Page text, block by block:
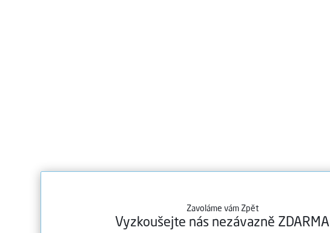
Zavoláme vám Zpět
Vyzkoušejte nás nezávazně ZDARMA